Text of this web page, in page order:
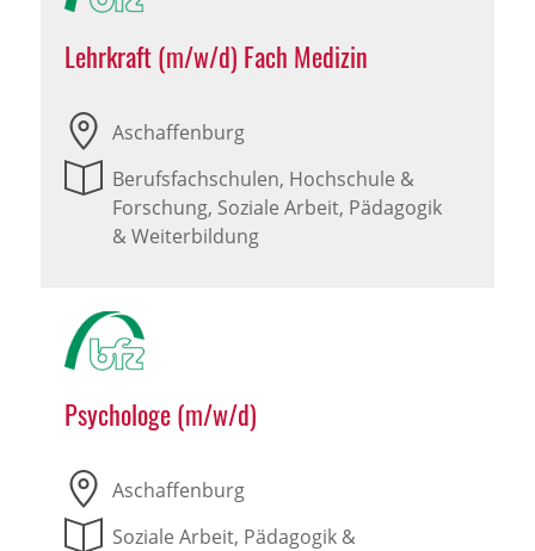
Lehrkraft (m/w/d) Fach Medizin
Aschaffenburg
Berufsfachschulen, Hochschule &
Forschung, Soziale Arbeit, Pädagogik
& Weiterbildung
Psychologe (m/w/d)
Aschaffenburg
Soziale Arbeit, Pädagogik &